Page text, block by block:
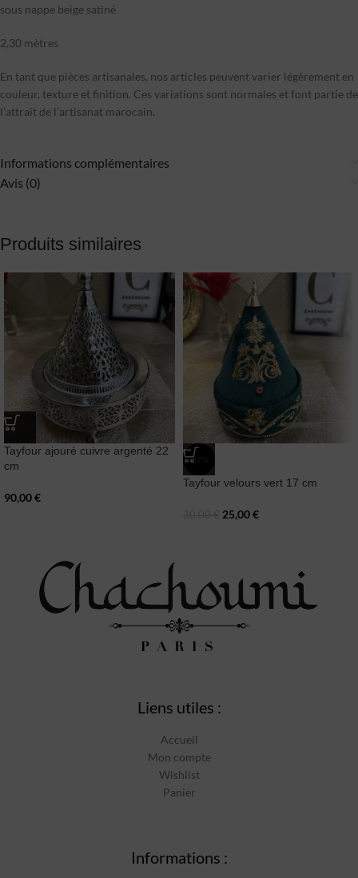
sous nappe beige satiné
2,30 mètres
En tant que pièces artisanales, nos articles peuvent varier légèrement en
couleur, texture et finition. Ces variations sont normales et font partie de
l’attrait de l’artisanat marocain.
Informations complémentaires
Avis (0)
Produits similaires
Tayfour ajouré cuivre argenté 22
cm
90,00€
-17%
Tayfour velours vert 17 cm
25,00€
Liens utiles :
Accueil
Mon compte
Wishlist
Panier
Informations :